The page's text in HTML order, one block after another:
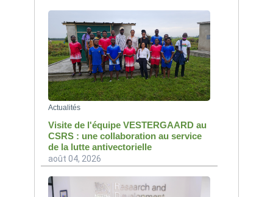
Actualités
Visite de l'équipe VESTERGAARD au
CSRS : une collaboration au service
de la lutte antivectorielle
août 04, 2026